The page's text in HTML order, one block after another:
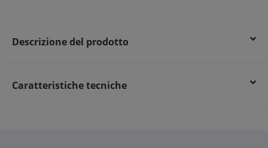
Descrizione del prodotto
Caratteristiche tecniche